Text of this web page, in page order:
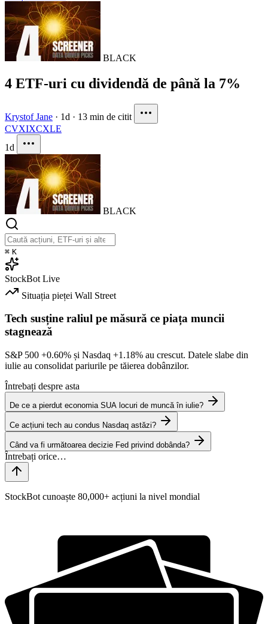
BLACK
4 ETF-uri cu dividendă de până la 7%
Krystof Jane · 1d · 13 min de citit
CVXIXCXLE
1d
BLACK
⌘ K
StockBot Live
Situația pieței Wall Street
Tech susține raliul pe măsură ce piața muncii
stagnează
S&P 500 +0.60% și Nasdaq +1.18% au crescut. Datele slabe din
iulie au consolidat pariurile pe tăierea dobânzilor.
Întrebați despre asta
De ce a pierdut economia SUA locuri de muncă în iulie?
Ce acțiuni tech au condus Nasdaq astăzi?
Când va fi următoarea decizie Fed privind dobânda?
StockBot cunoaște 80,000+ acțiuni la nivel mondial